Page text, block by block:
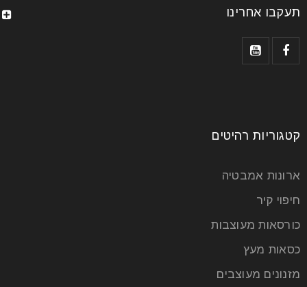
תעקבו אחרינו
קטגוריות רהיטים
ארונות אמבטיה
חיפוי קיר
כורסאות מעוצבות
כסאות מעץ
מזנונים מעוצבים